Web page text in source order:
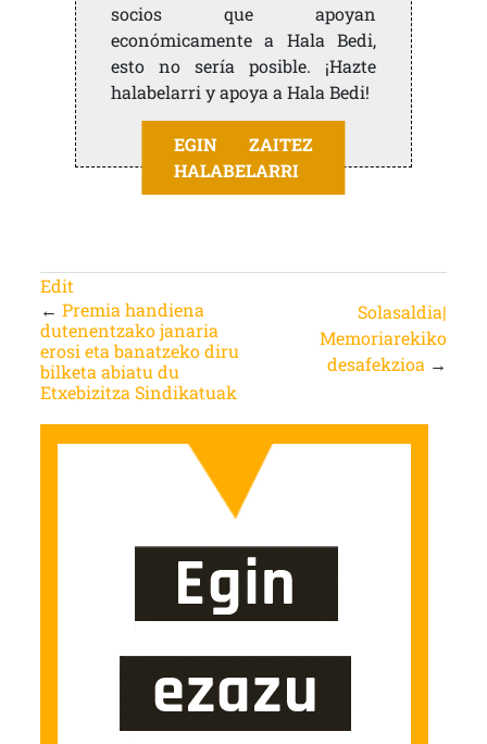
socios que apoyan
económicamente a Hala Bedi,
esto no sería posible. ¡Hazte
halabelarri y apoya a Hala Bedi!
EGIN ZAITEZ
HALABELARRI
Edit
← Premia handiena
dutenentzako janaria
erosi eta banatzeko diru
bilketa abiatu du
Etxebizitza Sindikatuak
Solasaldia|
Memoriarekiko
desafekzioa →